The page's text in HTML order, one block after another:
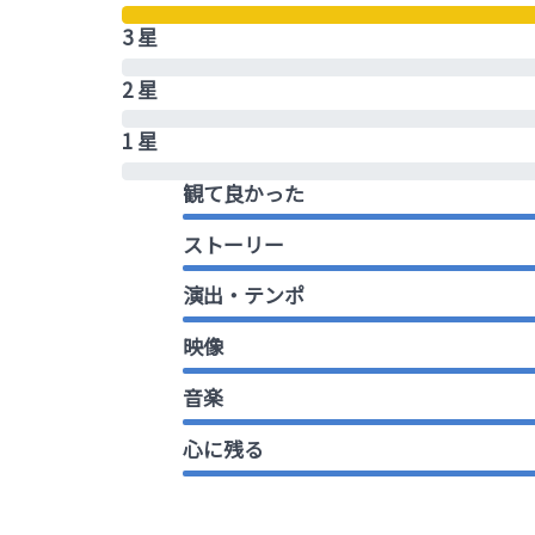
3 星
2 星
1 星
観て良かった
ストーリー
演出・テンポ
映像
音楽
心に残る